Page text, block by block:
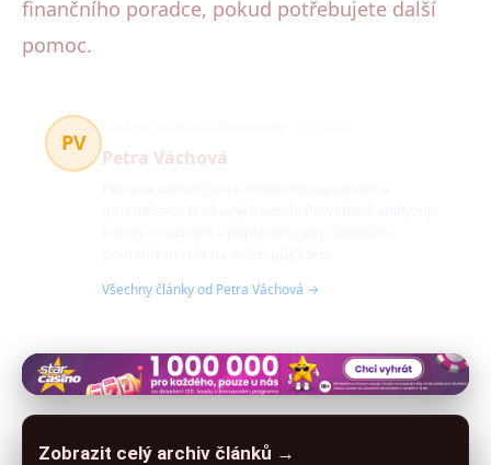
finančního poradce, pokud potřebujete další
pomoc.
PV
Petra Váchová
Všechny články od Petra Váchová →
Zobrazit celý archiv článků →